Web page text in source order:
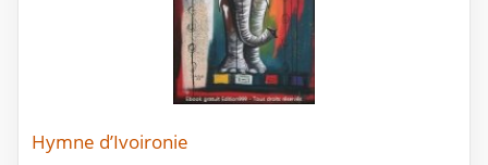
Hymne d’Ivoironie